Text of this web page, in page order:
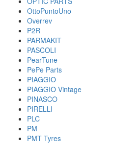
OttoPuntoUno
Overrev
P2R
PARMAKIT
PASCOLI
PearTune
PePe Parts
PIAGGIO
PIAGGIO Vintage
PINASCO
PIRELLI
PLC
PM
PMT Tyres